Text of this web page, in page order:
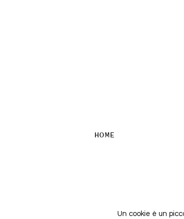
HOME
Un cookie è un